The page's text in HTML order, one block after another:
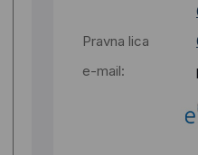
Pravna lica
e-mail: